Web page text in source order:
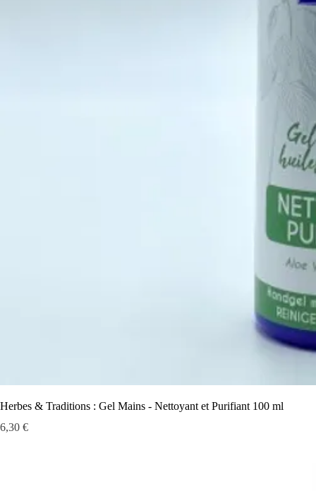
Herbes & Traditions : Gel Mains - Nettoyant et Purifiant 100 ml
Prix
6,30 €